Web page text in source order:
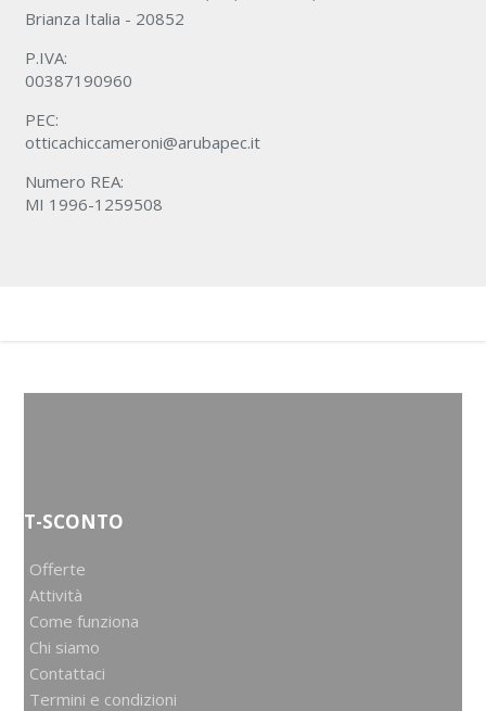
Brianza Italia - 20852
P.IVA:
00387190960
PEC:
otticachiccameroni@arubapec.it
Numero REA:
MI 1996-1259508
T-SCONTO
Offerte
Attività
Come funziona
Chi siamo
Contattaci
Termini e condizioni